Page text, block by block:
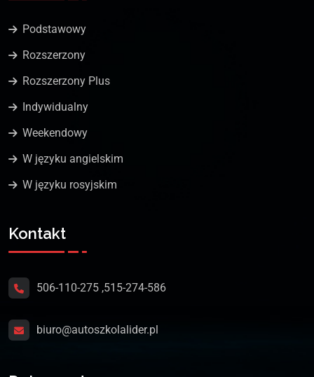
Podstawowy
Rozszerzony
Rozszerzony Plus
Indywidualny
Weekendowy
W języku angielskim
W języku rosyjskim
Kontakt
506-110-275 ,515-274-586
biuro@autoszkolalider.pl